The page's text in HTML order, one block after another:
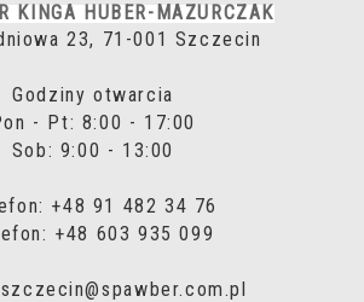
KINGA HUBER-MAZURCZAK
23, 71-001 Szczecin
Godziny otwarcia
- Pt: 8:00 - 17:00
Sob: 9:00 - 13:00
+48 91 482 34 76
+48 603 935 099